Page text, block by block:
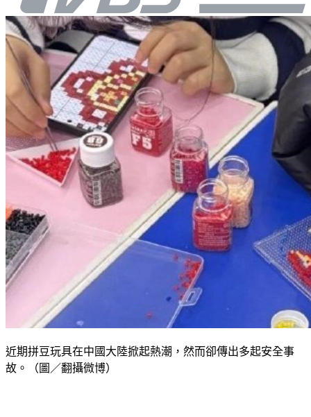
近期拼豆玩具在中國大陸掀起熱潮，然而卻傳出多起安全事